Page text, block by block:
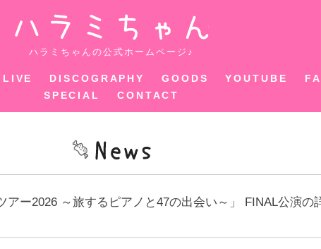
ハラミちゃん
ハラミちゃんの公式ホームページ♪
LIVE DISCOGRAPHY GOODS YOUTUBE
SPECIAL
CONTACT
アー2026 ～旅するピアノと47の出会い～」 FINAL公演